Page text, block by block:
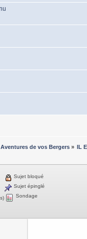
de vos Bergers» IL
Sujet bloqué
Sujet épinglé
Sondage